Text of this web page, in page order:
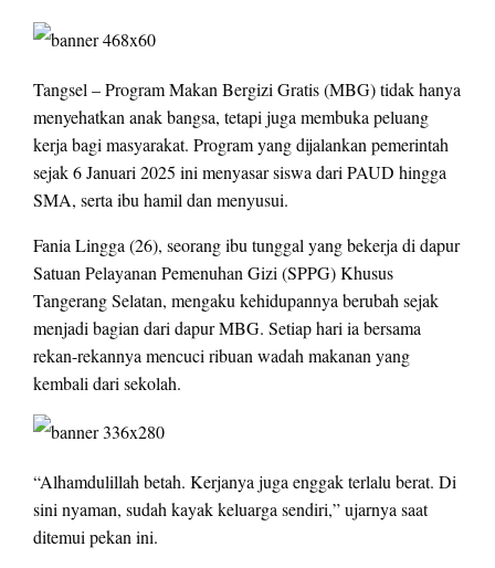
Tangsel – Program Makan Bergizi Gratis (MBG) tidak hanya
menyehatkan anak bangsa, tetapi juga membuka peluang
kerja bagi masyarakat. Program yang dijalankan pemerintah
sejak 6 Januari 2025 ini menyasar siswa dari PAUD hingga
SMA, serta ibu hamil dan menyusui.
Fania Lingga (26), seorang ibu tunggal yang bekerja di dapur
Satuan Pelayanan Pemenuhan Gizi (SPPG) Khusus
Tangerang Selatan, mengaku kehidupannya berubah sejak
menjadi bagian dari dapur MBG. Setiap hari ia bersama
rekan-rekannya mencuci ribuan wadah makanan yang
kembali dari sekolah.
“Alhamdulillah betah. Kerjanya juga enggak terlalu berat. Di
sini nyaman, sudah kayak keluarga sendiri,” ujarnya saat
ditemui pekan ini.